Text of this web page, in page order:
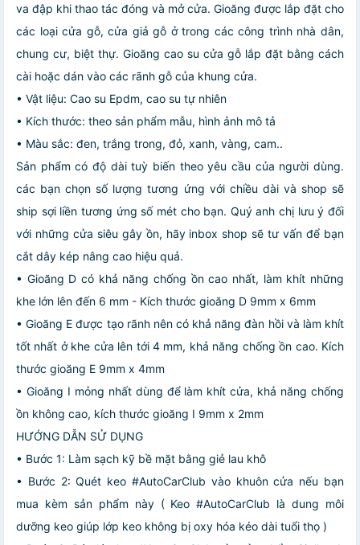
va đập khi thao tác đóng và mở cửa. Gioăng được lắp đặt cho
các loại cửa gỗ, cửa giả gỗ ở trong các công trình nhà dân,
chung cư, biệt thự. Gioăng cao su cửa gỗ lắp đặt bằng cách
cài hoặc dán vào các rãnh gỗ của khung cửa.
• Vật liệu: Cao su Epdm, cao su tự nhiên
• Kích thước: theo sản phẩm mẫu, hình ảnh mô tả
• Màu sắc: đen, trắng trong, đỏ, xanh, vàng, cam..
Sản phẩm có độ dài tuỳ biến theo yêu cầu của người dùng.
các bạn chọn số lượng tương ứng với chiều dài và shop sẽ
ship sợi liền tương ứng số mét cho bạn. Quý anh chị lưu ý đối
với những cửa siêu gây ồn, hãy inbox shop sẽ tư vấn để bạn
cắt dây kép nâng cao hiệu quả.
• Gioăng D có khả năng chống ồn cao nhất, làm khít những
khe lớn lên đến 6 mm - Kích thước gioăng D 9mm x 6mm
• Gioăng E được tạo rãnh nên có khả năng đàn hồi và làm khít
tốt nhất ở khe cửa lên tới 4 mm, khả năng chống ồn cao. Kích
thước gioăng E 9mm x 4mm
• Gioăng I mỏng nhất dùng để làm khít cửa, khả năng chống
ồn không cao, kích thước gioăng I 9mm x 2mm
HƯỚNG DẪN SỬ DỤNG
• Bước 1: Làm sạch kỹ bề mặt bằng giẻ lau khô
• Bước 2: Quét keo #AutoCarClub vào khuôn cửa nếu bạn
mua kèm sản phẩm này ( Keo #AutoCarClub là dung môi
dưỡng keo giúp lớp keo không bị oxy hóa kéo dài tuổi thọ )